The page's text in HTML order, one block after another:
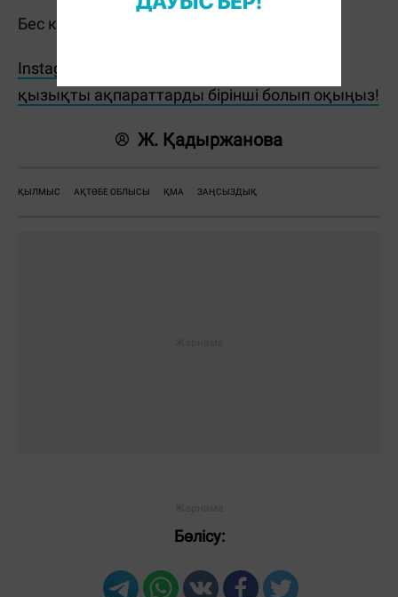
Бес күдікті қамауға алынған.
Instagram парақшамызға жазылып, ең
қызықты ақпараттарды бірінші болып оқыңыз!
Ж. Қадыржанова
ҚЫЛМЫС АҚТӨБЕ ОБЛЫСЫ ҚМА ЗАҢСЫЗДЫҚ
Бөлісу: